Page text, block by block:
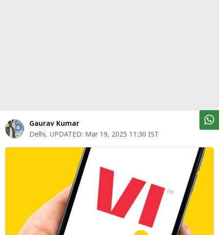
शेयर
वीडियो
म्यूचुअल
फंड
Gaurav Kumar
Delhi, UPDATED: Mar 19, 2025 11:30 IST